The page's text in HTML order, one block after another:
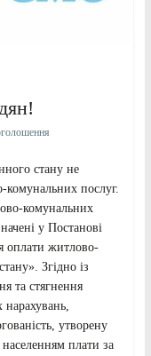
стану не
комунальних послуг.
комунальних
у Постанові
оплати житлово-
Згідно із
та стягнення
утворену
плати за